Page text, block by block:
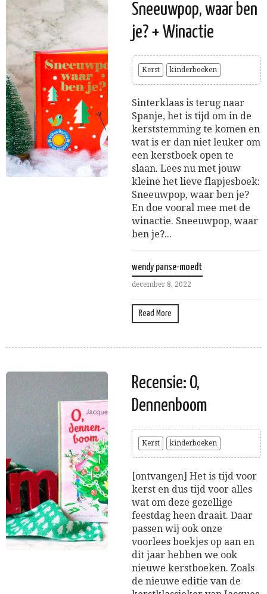
Sneeuwpop, waar ben
je? + Winactie
Kerst kinderboeken
Sinterklaas is terug naar
Spanje, het is tijd om in de
kerststemming te komen en
wat is er dan niet leuker om
een kerstboek open te
slaan. Lees nu met jouw
kleine het lieve flapjesboek:
Sneeuwpop, waar ben je?
En doe vooral mee met de
winactie. Sneeuwpop, waar
ben je?...
wendy panse-moedt
december 8, 2022
Read More
Recensie: O,
Dennenboom
Kerst kinderboeken
[ontvangen] Het is tijd voor
kerst en dus tijd voor alles
wat om deze gezellige
feestdag heen draait. Daar
passen wij ook onze
voorlees boekjes op aan en
dit jaar hebben we ook
nieuwe kerstboeken. Zoals
de nieuwe editie van de